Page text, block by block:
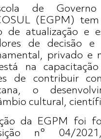
de
(EGPM)
de atualização e
de decisão e
privado e
na
de contribuir
o
cultural,
da EGPM foi
n° 04/